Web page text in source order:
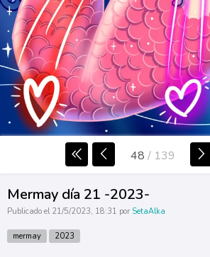
48 / 139
Mermay día 21 -2023-
Publicado el 21/5/2023, 18:31 por SetaAlka
mermay 2023